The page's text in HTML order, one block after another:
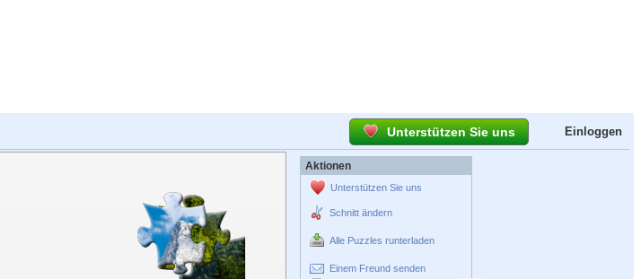
Unterstützen Sie uns Einloggen
Aktionen
Unterstützen Sie uns
Schnitt ändern
Alle Puzzles runterladen
Einem Freund senden